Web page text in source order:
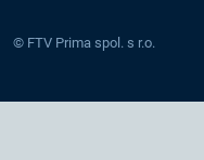
© FTV Prima spol. s r.o.